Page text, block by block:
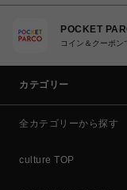
POCKET
コイン＆クーポン
カテゴリー
全カテゴリーから探す
culture TOP